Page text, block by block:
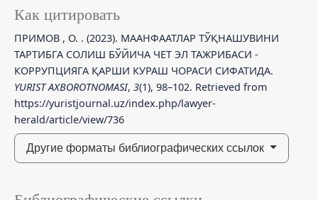
Как цитировать
ПРИМОВ , О. . (2023). МААНФААТЛАР ТЎҚНАШУВИНИ
ТАРТИБГА СОЛИШ БЎЙИЧА ЧЕТ ЭЛ ТАЖРИБАСИ -
КОРРУПЦИЯГА ҚАРШИ КУРАШ ЧОРАСИ СИФАТИДА.
YURIST AXBOROTNOMASI, 3(1), 98–102. Retrieved from
https://yuristjournal.uz/index.php/lawyer-
herald/article/view/736
Другие форматы библиографических ссылок